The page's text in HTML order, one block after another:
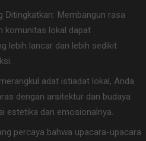
Ditingkatkan: Membangun rasa
komunitas lokal dapat
lebih lancar dan lebih sedikit
adat istiadat lokal, Anda
dengan arsitektur dan budaya
estetika dan emosionalnya.
percaya bahwa upacara-upacara